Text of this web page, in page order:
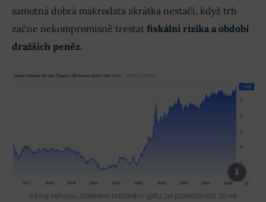
samotná dobrá makrodata zkrátka nestačí, když trh
začne nekompromisně trestat fiskální rizika a období
dražších peněz.
Vývoj výnosu 30letého britského giltu za posledních 30 let